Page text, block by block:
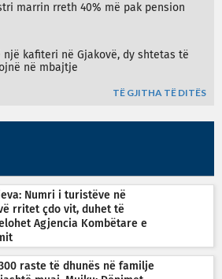
marrin rreth 40% më pak pension
një kafiteri në Gjakovë, dy shtetas të
në mbajtje
TË GJITHA TË DITËS
Numri i turistëve në
rritet çdo vit, duhet të
Agjencia Kombëtare e
raste të dhunës në familje